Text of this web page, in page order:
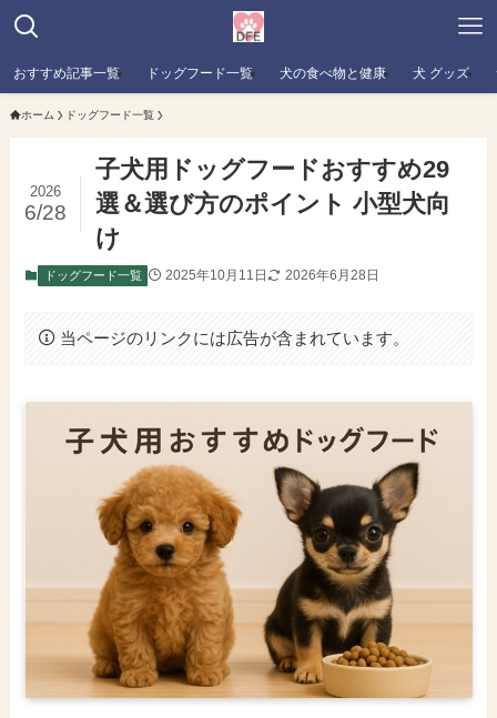
おすすめ記事一覧 ドッグフード一覧 犬の食べ物と健康 犬 グッズ
ホーム ドッグフード一覧
子犬用ドッグフードおすすめ29
選＆選び方のポイント 小型犬向
け
2026
6/28
ドッグフード一覧 2025年10月11日 2026年6月28日
当ページのリンクには広告が含まれています。